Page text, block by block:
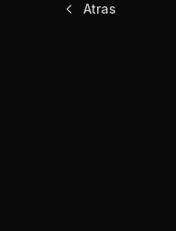
Atras